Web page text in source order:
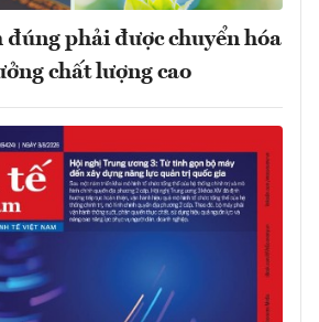
đúng phải được chuyển hóa
chất lượng cao